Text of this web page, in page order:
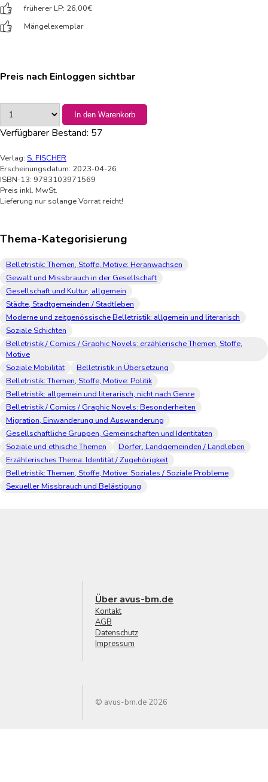
früherer LP: 26,00€
Mängelexemplar
Preis nach Einloggen sichtbar
In den Warenkorb
Verfügbarer Bestand: 57
Verlag: S. FISCHER
Erscheinungsdatum: 2023-04-26
ISBN-13: 9783103971569
Preis inkl. MwSt.
Lieferung nur solange Vorrat reicht!
Thema-Kategorisierung
Belletristik: Themen, Stoffe, Motive: Heranwachsen
Gewalt und Missbrauch in der Gesellschaft
Gesellschaft und Kultur, allgemein
Städte, Stadtgemeinden / Stadtleben
Moderne und zeitgenössische Belletristik: allgemein und literarisch
Soziale Schichten
Belletristik / Comics / Graphic Novels: erzählerische Themen, Stoffe,
Motive
Soziale Mobilität
Belletristik in Übersetzung
Belletristik: Themen, Stoffe, Motive: Politik
Belletristik: allgemein und literarisch, nicht nach Genre
Belletristik / Comics / Graphic Novels: Besonderheiten
Migration, Einwanderung und Auswanderung
Gesellschaftliche Gruppen, Gemeinschaften und Identitäten
Soziale und ethische Themen
Dörfer, Landgemeinden / Landleben
Erzählerisches Thema: Identität / Zugehörigkeit
Belletristik: Themen, Stoffe, Motive: Soziales / Soziale Probleme
Sexueller Missbrauch und Belästigung
Über avus-bm.de
Kontakt
AGB
Datenschutz
Impressum
© avus-bm.de 2026